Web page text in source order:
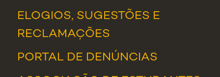
ELOGIOS, SUGESTÕES E
RECLAMAÇÕES
PORTAL DE DENÚNCIAS